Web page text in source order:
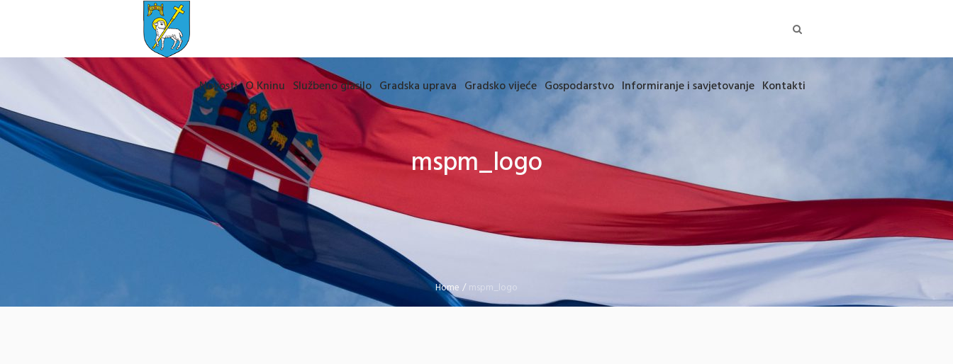
Novosti O Kninu Službeno glasilo Gradska uprava Gradsko vijeće Gospodarstvo Informiranje i savjetovanje Kontakti
mspm_logo
Home /mspm_logo